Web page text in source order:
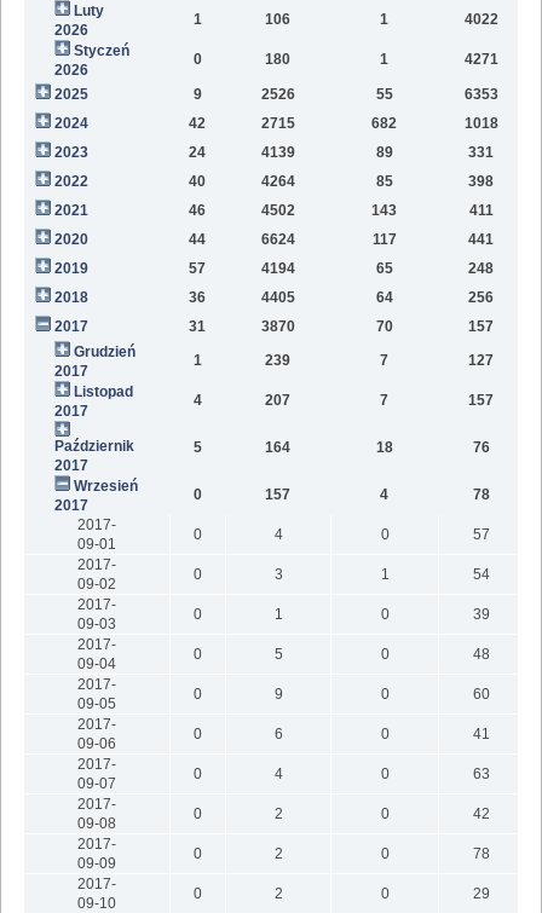
Luty
2026
1 106 1 4022
Styczeń
2026
0 180 1 4271
2025 9 2526 55 6353
2024
42 2715 682 1018
2023
24 4139 89 331
2022
40 4264 85 398
2021
46 4502 143 411
2020
44 6624 117 441
2019
57 4194 65 248
2018
36 4405 64 256
2017
31 3870 70
157
Grudzień
2017
1 239 7
127
Listopad
2017
4 207 7 157
Październik
2017
5 164 18 76
Wrzesień
2017
0 157 4
78
2017-
09-01
0 4 0
57
2017-
09-02
0 3 1
54
2017-
09-03
0 1 0
39
2017-
09-04
0 5 0
48
2017-
09-05
0 9 0
60
2017-
09-06
0 6 0
41
2017-
09-07
0 4 0
63
2017-
09-08
0 2 0
42
2017-
09-09
0 2 0
78
2017-
09-10
0 2 0
29